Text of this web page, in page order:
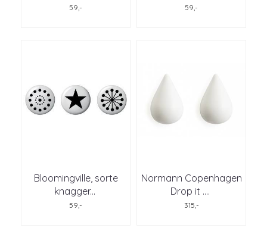
59,- 59,-
Bloomingville, sorte
knagger...
59,-
Normann Copenhagen
Drop it ....
315,-